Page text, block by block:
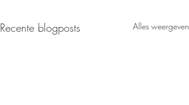
Recente blogposts Alles weergeven